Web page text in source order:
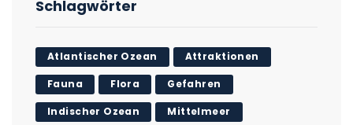
Schlagwörter
Atlantischer Ozean Attraktionen
Fauna Flora Gefahren
Indischer Ozean Mittelmeer